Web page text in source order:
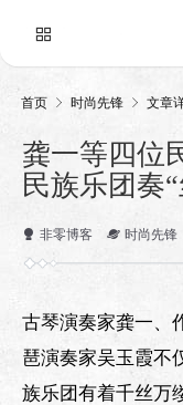
首页 时尚先锋 文章
龚一等四位
民族乐团奏
非零博客 时尚先锋
古琴演奏家龚一、
琶演奏家吴玉霞不
族乐团有着千丝万